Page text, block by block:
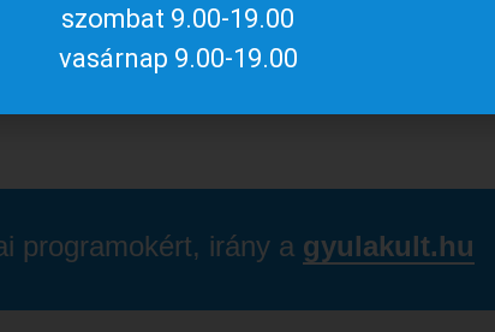
megváltásakor valamilyen
programokért, irány a gyulakult.hu
szombat 9.00-19.00
vasárnap 9.00-19.00